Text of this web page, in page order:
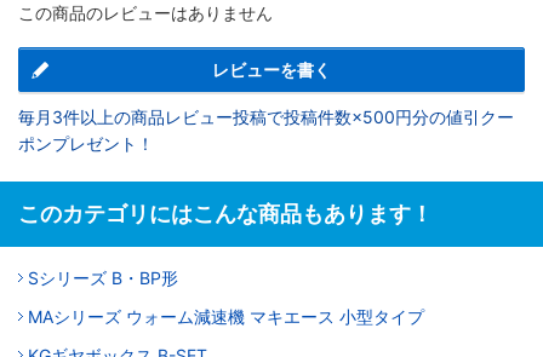
この商品のレビューはありません
レビューを書く
毎月3件以上の商品レビュー投稿で投稿件数×500円分の値引クー
ポンプレゼント！
このカテゴリにはこんな商品もあります！
Sシリーズ B・BP形
MAシリーズ ウォーム減速機 マキエース 小型タイプ